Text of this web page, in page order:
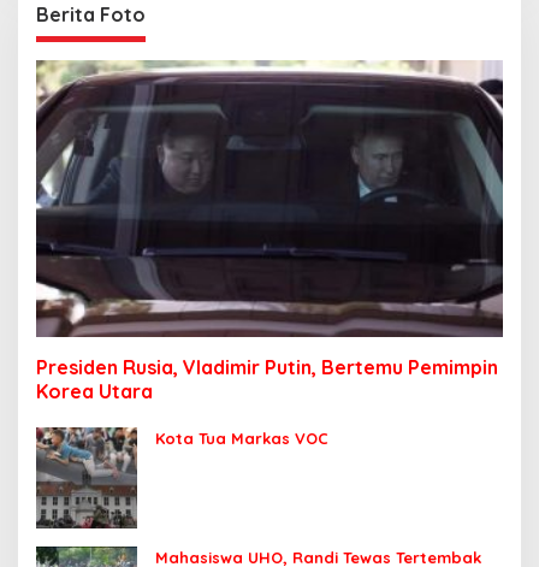
Berita Foto
Presiden Rusia, Vladimir Putin, Bertemu Pemimpin
Korea Utara
Kota Tua Markas VOC
Mahasiswa UHO, Randi Tewas Tertembak